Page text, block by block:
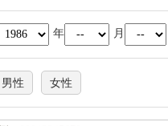
年 月
男性 女性